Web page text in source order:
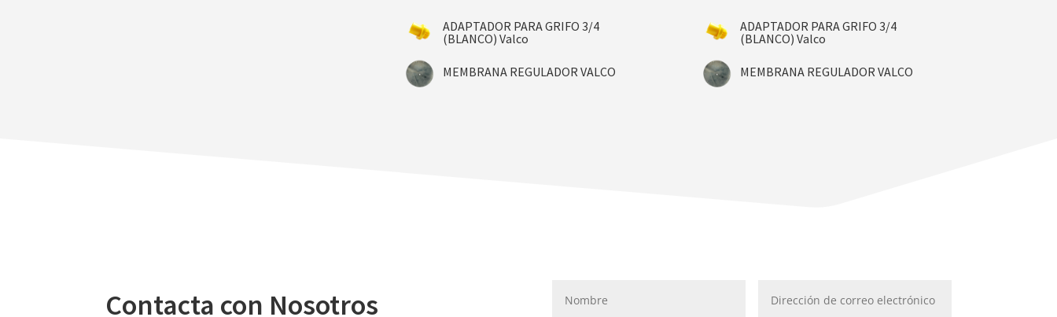
ADAPTADOR PARA GRIFO 3/4
(BLANCO) Valco
MEMBRANA REGULADOR VALCO
ADAPTADOR PARA GRIFO 3/4
(BLANCO) Valco
MEMBRANA REGULADOR VALCO
Contacta con Nosotros